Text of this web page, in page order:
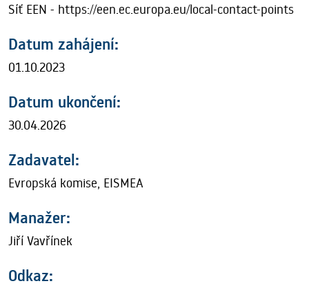
Síť EEN - https://een.ec.europa.eu/local-contact-points
Datum zahájení:
01.10.2023
Datum ukončení:
30.04.2026
Zadavatel:
Evropská komise, EISMEA
Manažer:
Jiří Vavřínek
Odkaz: